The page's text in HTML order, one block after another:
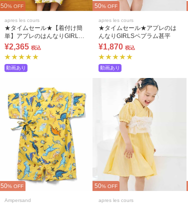
50% OFF
apres les cours
★タイムセール★【着付け簡
単】アプレのはんなりGIRLS
2WAYセパレート浴衣(帯セッ
¥2,365 税込
動画あり
50% OFF
apres les cours
★タイムセール★アプレのは
んなりGIRLSペプラム甚平
¥1,870 税込
動画あり
50% OFF
Ampersand
50% OFF
apres les cours